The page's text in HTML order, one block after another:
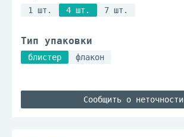
1 шт. 4 шт. 7 шт.
Тип упаковки
блистер флакон
Сообщить о неточности